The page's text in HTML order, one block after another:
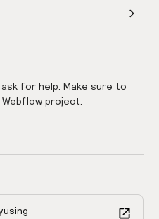
for help. Make sure to
project.
using